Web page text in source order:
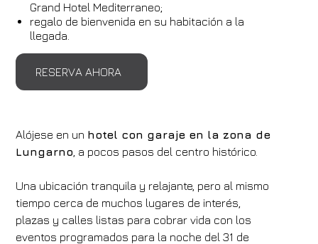
Grand Hotel Mediterraneo;
regalo de bienvenida en su habitación a la
llegada.
RESERVA AHORA
Alójese en un hotel con garaje en la zona de
Lungarno , a pocos pasos del centro histórico.
Una ubicación tranquila y relajante, pero al mismo
tiempo cerca de muchos lugares de interés,
plazas y calles listas para cobrar vida con los
eventos programados para la noche del 31 de